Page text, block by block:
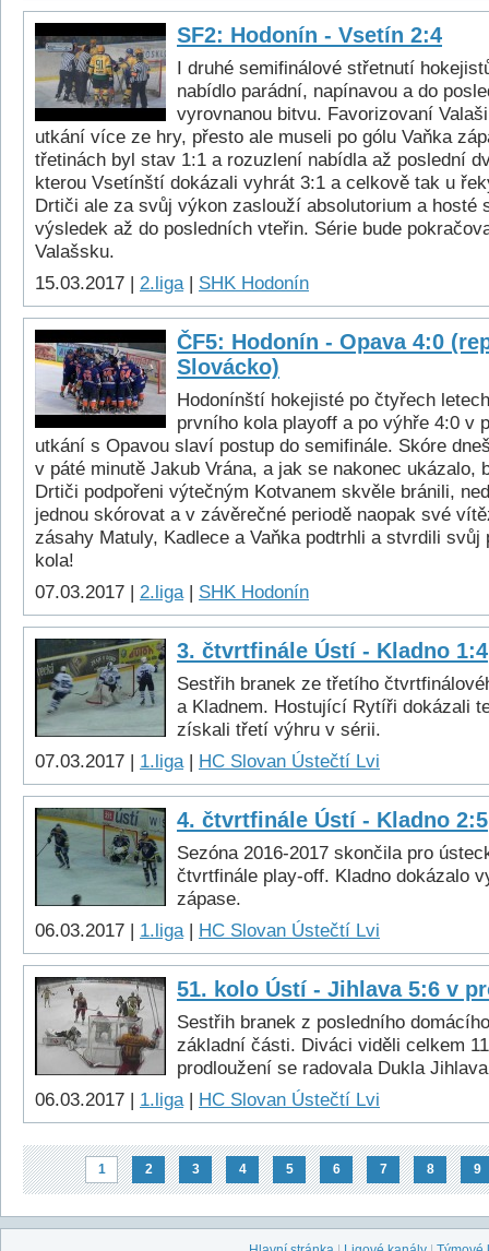
SF2: Hodonín - Vsetín 2:4
I druhé semifinálové střetnutí
nabídlo parádní, napínavou a do
vyrovnanou bitvu. Favorizovaní
utkání více ze hry, přesto ale museli po gólu Vaňka
třetinách byl stav 1:1 a rozuzlení nabídla až poslední
kterou Vsetínští dokázali vyhrát 3:1 a celkově tak u
Drtiči ale za svůj výkon zaslouží absolutorium a hosté
výsledek až do posledních vteřin. Série bude
Valašsku.
15.03.2017 | 2.liga| SHK Hodonín
ČF5: Hodonín - Opava 4:0
Slovácko)
Hodonínští hokejisté po čtyřech
prvního kola playoff a po výhře 4:0 v
utkání s Opavou slaví postup do semifinále. Skóre
v páté minutě Jakub Vrána, a jak se nakonec ukázalo,
Drtiči podpořeni výtečným Kotvanem skvěle bránili,
jednou skórovat a v závěrečné periodě naopak své
zásahy Matuly, Kadlece a Vaňka podtrhli a stvrdili svůj
kola!
07.03.2017 | 2.liga| SHK Hodonín
3. čtvrtfinále Ústí - Kladno 1:4
Sestřih branek ze třetího
a Kladnem. Hostující Rytíři dokázali
získali třetí výhru v sérii.
07.03.2017 | 1.liga| HC Slovan Ústečtí Lvi
4. čtvrtfinále Ústí - Kladno 2:5
Sezóna 2016-2017 skončila pro
čtvrtfinále play-off. Kladno dokázalo
zápase.
06.03.2017 | 1.liga| HC Slovan Ústečtí Lvi
51. kolo Ústí - Jihlava 5:6 v
Sestřih branek z posledního
základní části. Diváci viděli celkem
prodloužení se radovala Dukla
06.03.2017 | 1.liga| HC Slovan Ústečtí Lvi
1 2 3 4 5 6 7 8 9